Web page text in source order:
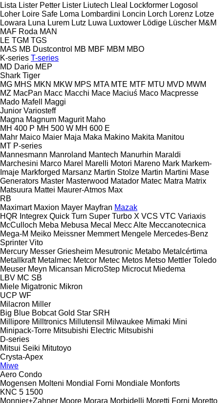
Lista Lister Petter Lister Liutech Lleal Lockformer Logosol
Loher Loire Safe Loma Lombardini Loncin Lorch Lorenz Lotze
Lowara Luna Lurem Lutz Luwa Luxtower Lödige Lüscher M&M
MAF Roda MAN
LE TGM TGS
MAS MB Dustcontrol MB MBF MBM MBO
K-series T-series
MD Dario MEP
Shark Tiger
MG MHS MKN MKW MPS MTA MTE MTF MTU MVD MWM
MZ MacPan Macc Macchi Mace Maciuś Maco Macpresse
Mado Mafell
Maggi
Junior Variosteff
Magna Magnum Magurit Maho
MH 400 P MH 500 W MH 600 E
Mahr Maico Maier Maja Maka Makino Makita Manitou
MT P-series
Mannesmann Manroland Mantech Manurhin Maraldi
Marchesini Marco Marel Marelli Motori Mareno Mark Markem-
Imaje Markforged Marsanz Martin Stolze Martin Martini Mase
Generators Master Masterwood Matador Matec Matra Matrix
Matsuura Mattei Maurer-Atmos Max
RB
Maximart Maxion Mayer Mayfran Mazak
HQR Integrex Quick Turn Super Turbo X VCS VTC Variaxis
McCulloch Meba Mebusa Mecal Mecc Alte Meccanotecnica
Mega-M Meiko Meissner Memmert Mengele Mercedes-Benz
Sprinter Vito
Mercury Messer Griesheim Mesutronic Metabo Metalcértima
Metallkraft Metalmec Metcor Metec Metos Metso Mettler Toledo
Meuser Meyn Micansan MicroStep Microcut Miedema
LBV MC SB
Miele Migatronic Mikron
UCP WF
Milacron Miller
Big Blue Bobcat Gold Star SRH
Millipore Milltronics Millutensil Milwaukee Mimaki Mini
Minipack-Torre Mitsubishi Electric Mitsubishi
D-series
Mitsui Seiki Mitutoyo
Crysta-Apex
Miwe
Aero Condo
Mogensen Molteni Mondial Forni Mondiale Monforts
KNC 5 1500
Monnier+Zahner Moore Morara Morbidelli Moretti Forni Moretto